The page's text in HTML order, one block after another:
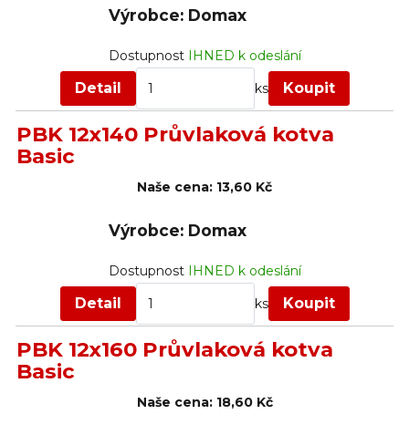
Výrobce: Domax
DostupnostIHNED k odeslání
Detail ks Koupit
PBK 12x140 Průvlaková kotva
Basic
Naše cena: 13,60 Kč
Výrobce: Domax
DostupnostIHNED k odeslání
Detail ks Koupit
PBK 12x160 Průvlaková kotva
Basic
Naše cena:18,60 Kč